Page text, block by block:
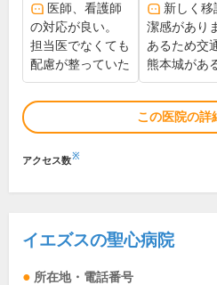
医師、看護師
の対応が良い。
担当医でなくても
配慮が整っていた
新しく
潔感があり
あるため交
熊本城があ
この医院の詳
アクセス数※
イエズスの聖心病院
所在地・電話番号